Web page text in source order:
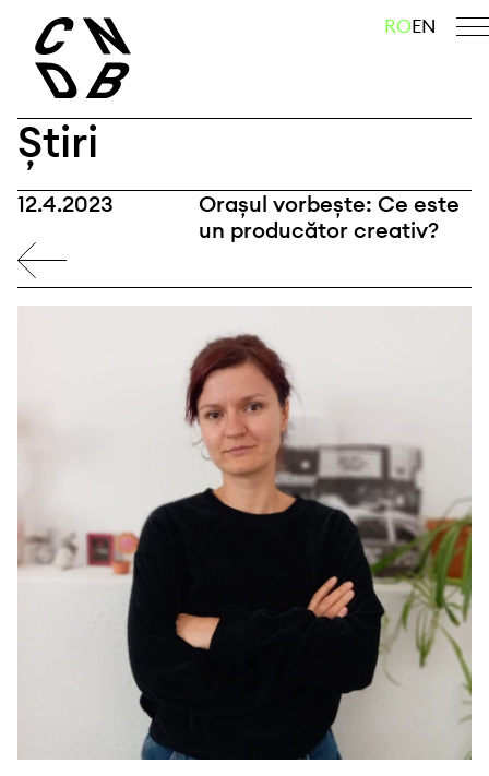
content
caută ROEN
Știri
12.4.2023
Orașul vorbește: Ce este
un producător creativ?